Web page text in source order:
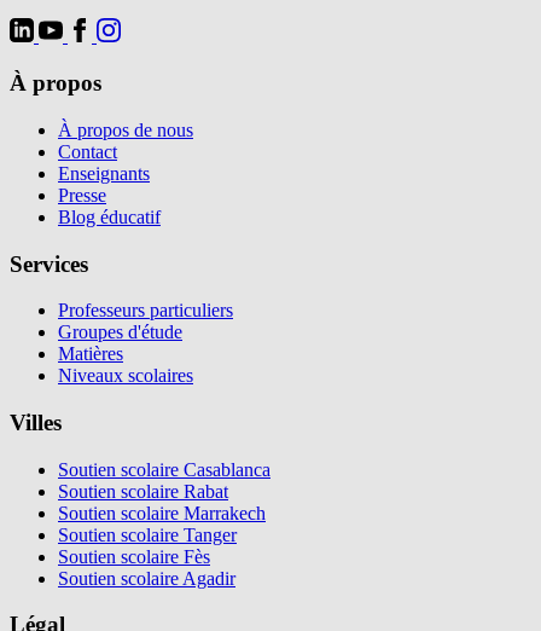
À propos
À propos de nous
Contact
Enseignants
Presse
Blog éducatif
Services
Professeurs particuliers
Groupes d'étude
Matières
Niveaux scolaires
Villes
Soutien scolaire Casablanca
Soutien scolaire Rabat
Soutien scolaire Marrakech
Soutien scolaire Tanger
Soutien scolaire Fès
Soutien scolaire Agadir
Légal